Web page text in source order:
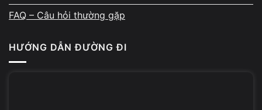
Nhiều khách bán máy để lên đời cấu hình
mạnh hơn. A Chề hỗ trợ tư vấn model phù
hợp theo nhu cầu học tập, văn phòng, đồ hoạ
FAQ – Câu hỏi thường gặp
HƯỚNG DẪN ĐƯỜNG ĐI